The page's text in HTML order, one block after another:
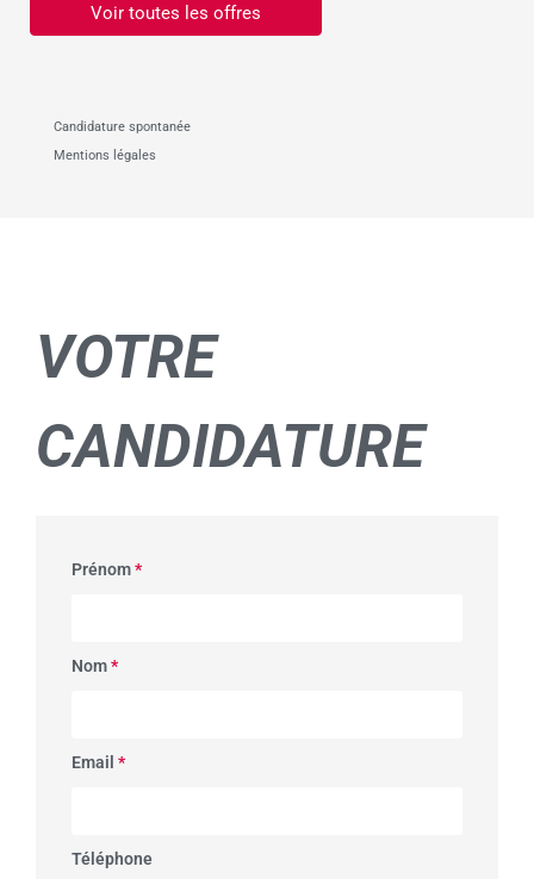
Voir toutes les offres
Candidature spontanée
Mentions légales
VOTRE
CANDIDATURE
Prénom*
Nom*
Email *
Téléphone